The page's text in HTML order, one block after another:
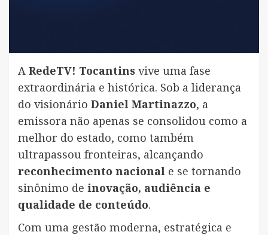
A RedeTV! Tocantins vive uma fase
extraordinária e histórica. Sob a liderança
do visionário Daniel Martinazzo, a
emissora não apenas se consolidou como a
melhor do estado, como também
ultrapassou fronteiras, alcançando
reconhecimento nacional e se tornando
sinônimo de inovação, audiência e
qualidade de conteúdo.
Com uma gestão moderna, estratégica e